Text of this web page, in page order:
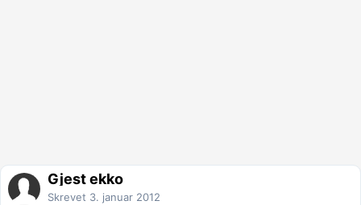
Gjest ekko
Skrevet 3. januar 2012